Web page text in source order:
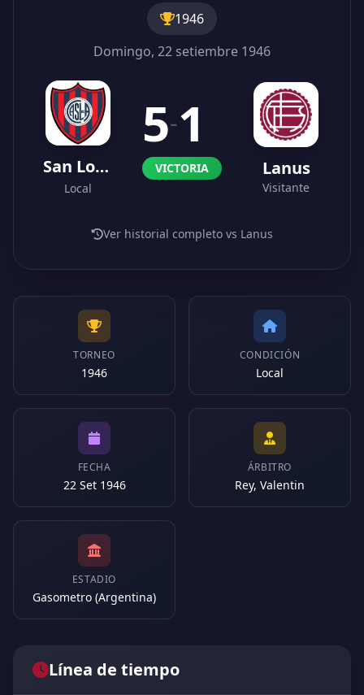
1946
Domingo, 22 setiembre 1946
San Lorenzo
Local
5-1
VICTORIA Lanus
Visitante
Ver historial completo vs Lanus
TORNEO
1946
CONDICIÓN
Local
FECHA
22 Set 1946
ÁRBITRO
Rey, Valentin
ESTADIO
Gasometro (Argentina)
Línea de tiempo